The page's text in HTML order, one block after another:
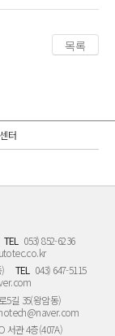
목록
터
TEL
053) 852-6236
TEL
043) 647-5115
5길 35(왕암동)
서관 4층(407A)